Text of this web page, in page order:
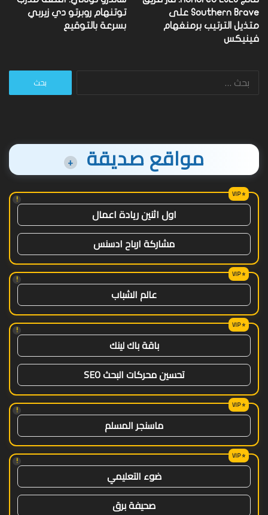
Southern Brave على
متذيل الترتيب برمنغهام
فينيكس
توتنهام روبرتو دي زيربي
بسرعة بالتوقيع
البحث
مواقع صديقة +
!
اول اثنين ريادة اعمال
مشاركة ارباح ادسنس
!
عالم الشباب
!
باقة باك لينك
تحسين محركات البحث SEO
!
ماسنجر المسلم
!
ضوء التعليمي
صحيفة برق